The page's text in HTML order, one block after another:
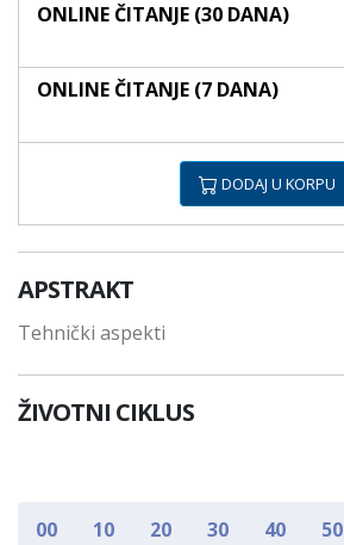
ONLINE ČITANJE (30 DANA)
ONLINE ČITANJE (7 DANA)
DODAJ U KORPU
APSTRAKT
Tehnički aspekti
ŽIVOTNI CIKLUS
00 10 20 30 40 50